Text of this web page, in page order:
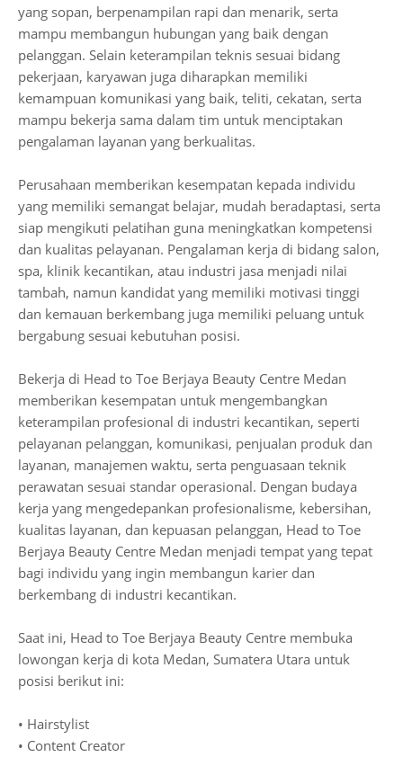
yang sopan, berpenampilan rapi dan menarik, serta
mampu membangun hubungan yang baik dengan
pelanggan. Selain keterampilan teknis sesuai bidang
pekerjaan, karyawan juga diharapkan memiliki
kemampuan komunikasi yang baik, teliti, cekatan, serta
mampu bekerja sama dalam tim untuk menciptakan
pengalaman layanan yang berkualitas.
Perusahaan memberikan kesempatan kepada individu
yang memiliki semangat belajar, mudah beradaptasi, serta
siap mengikuti pelatihan guna meningkatkan kompetensi
dan kualitas pelayanan. Pengalaman kerja di bidang salon,
spa, klinik kecantikan, atau industri jasa menjadi nilai
tambah, namun kandidat yang memiliki motivasi tinggi
dan kemauan berkembang juga memiliki peluang untuk
bergabung sesuai kebutuhan posisi.
Bekerja di Head to Toe Berjaya Beauty Centre Medan
memberikan kesempatan untuk mengembangkan
keterampilan profesional di industri kecantikan, seperti
pelayanan pelanggan, komunikasi, penjualan produk dan
layanan, manajemen waktu, serta penguasaan teknik
perawatan sesuai standar operasional. Dengan budaya
kerja yang mengedepankan profesionalisme, kebersihan,
kualitas layanan, dan kepuasan pelanggan, Head to Toe
Berjaya Beauty Centre Medan menjadi tempat yang tepat
bagi individu yang ingin membangun karier dan
berkembang di industri kecantikan.
Saat ini, Head to Toe Berjaya Beauty Centre membuka
lowongan kerja di kota Medan, Sumatera Utara untuk
posisi berikut ini:
• Hairstylist
• Content Creator